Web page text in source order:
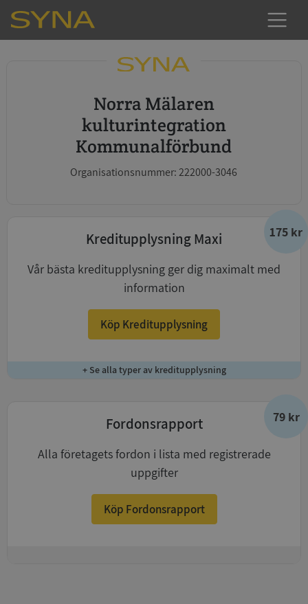
Norra Mälaren
kulturintegration
Kommunalförbund
Organisationsnummer: 222000-3046
175 kr
Kreditupplysning Maxi
Vår bästa kreditupplysning ger dig maximalt med
information
Köp Kreditupplysning
+ Se alla typer av kreditupplysning
79 kr
Fordonsrapport
Alla företagets fordon i lista med registrerade
uppgifter
Köp Fordonsrapport